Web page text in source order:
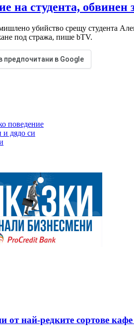
студента, обвинен
убийство срещу студента
под стража, пише bTV.
предпочитани в Google
поведение
и дядо си
най-редките сортове кафе